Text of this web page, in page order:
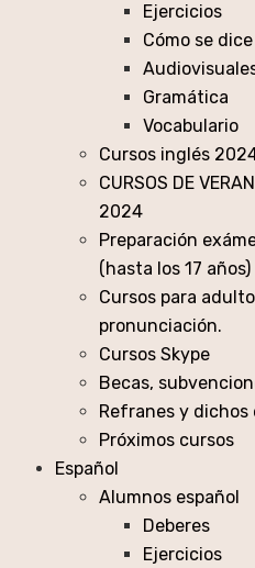
Ejercicios
Cómo se
Gramática
Vocabulario
Cursos inglés
CURSOS DE
2024
Preparación
(hasta los 17 años)
Cursos para
pronunciación.
Cursos Skype
Becas,
Refranes y dichos
Próximos cursos
Español
Alumnos español
Deberes
Ejercicios